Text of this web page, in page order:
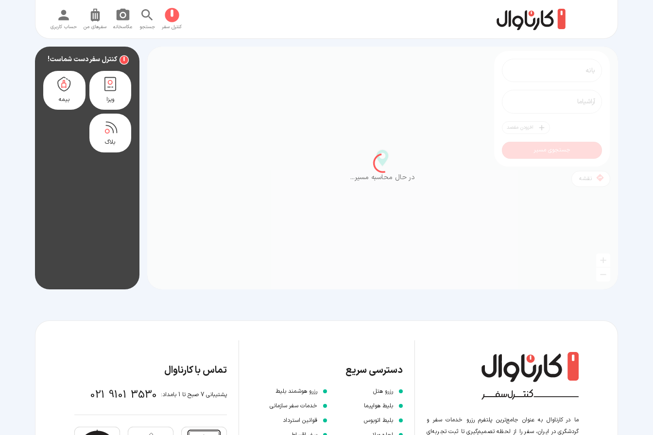
کنترل سفر جستجو عکاسخانه سفر‌های من حساب کاربری
افزودن مقصد
جستجوی مسیر
نقشه در حال محاسبه مسیر...
کنترل سفر دست شماست!
ویزا بیمه
بلاگ
ما در کارناوال به عنوان جامع‌ترین پلتفرم رزرو خدمات سفر و
گردشگری در ایران، سفر را از لحظه‌ تصمیم‌گیری تا ثبت تجربه‌ای
دسترسی سریع
رزرو هتل
بلیط هواپیما
بلیط اتوبوس
رزرو هوشمند بلیط
خدمات سفر سازمانی
قوانین استرداد
تماس با کارناوال
پشتیبانی 7 صبح تا 1 بامداد: 021 9101 3530